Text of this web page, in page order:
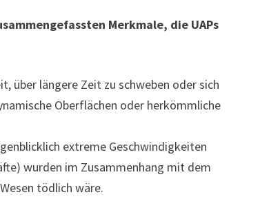
Merkmale, die UAPs
über längere Zeit zu schweben oder sich
Oberflächen oder herkömmliche
extreme Geschwindigkeiten
wurden im Zusammenhang mit dem
tödlich wäre.